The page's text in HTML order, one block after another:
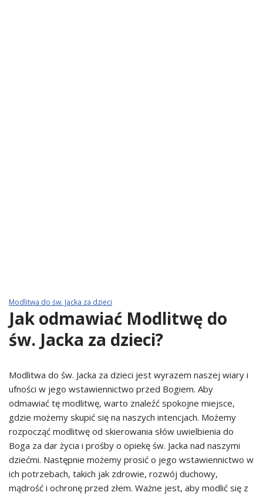
Modlitwa do św. Jacka za dzieci
Jak odmawiać Modlitwę do
św. Jacka za dzieci?
Modlitwa do św. Jacka za dzieci jest wyrazem naszej wiary i
ufności w jego wstawiennictwo przed Bogiem. Aby
odmawiać tę modlitwę, warto znaleźć spokojne miejsce,
gdzie możemy skupić się na naszych intencjach. Możemy
rozpocząć modlitwę od skierowania słów uwielbienia do
Boga za dar życia i prośby o opiekę św. Jacka nad naszymi
dziećmi. Następnie możemy prosić o jego wstawiennictwo w
ich potrzebach, takich jak zdrowie, rozwój duchowy,
mądrość i ochronę przed złem. Ważne jest, aby modlić się z